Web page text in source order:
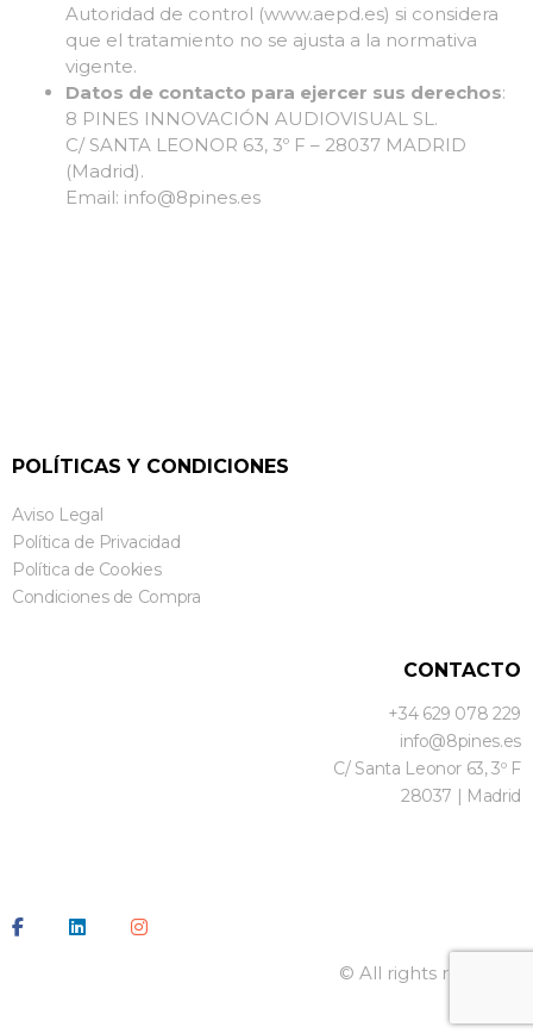
Autoridad de control (www.aepd.es) si considera
que el tratamiento no se ajusta a la normativa
vigente.
Datos de contacto para ejercer sus derechos:
8 PINES INNOVACIÓN AUDIOVISUAL SL.
C/ SANTA LEONOR 63, 3º F – 28037 MADRID
(Madrid).
Email: info@8pines.es
POLÍTICAS Y CONDICIONES
Aviso Legal
Política de Privacidad
Política de Cookies
Condiciones de Compra
CONTACTO
+34 629 078 229
info@8pines.es
C/ Santa Leonor 63, 3º F
28037 | Madrid
© All rights reserved